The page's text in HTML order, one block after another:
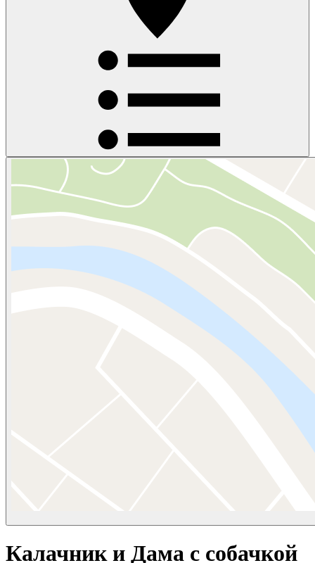
Калачник и Дама с собачкой